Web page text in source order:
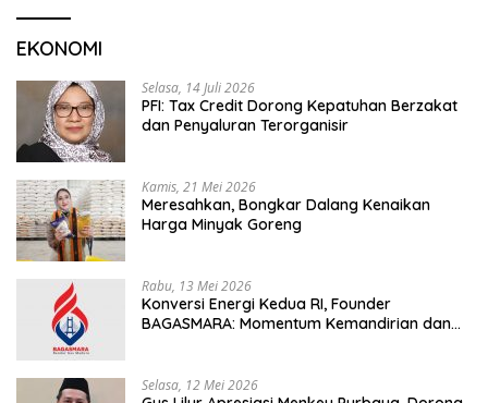
EKONOMI
Selasa, 14 Juli 2026
PFI: Tax Credit Dorong Kepatuhan Berzakat
dan Penyaluran Terorganisir
Kamis, 21 Mei 2026
Meresahkan, Bongkar Dalang Kenaikan
Harga Minyak Goreng
Rabu, 13 Mei 2026
Konversi Energi Kedua RI, Founder
BAGASMARA: Momentum Kemandirian dan
Selasa, 12 Mei 2026